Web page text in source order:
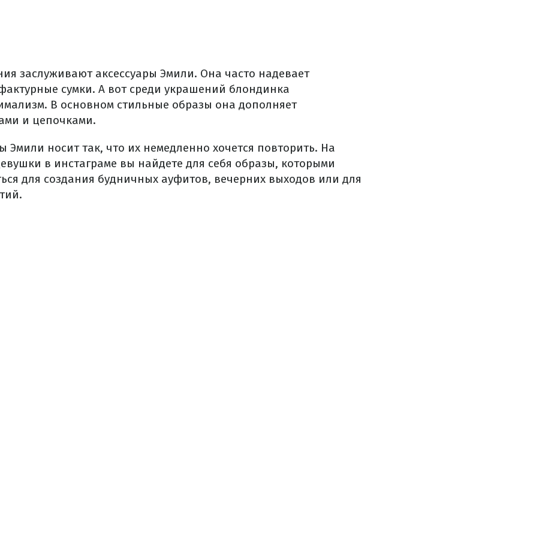
заслуживают аксессуары Эмили. Она часто надевает
сумки. А вот среди украшений блондинка
В основном стильные образы она дополняет
и цепочками.
Эмили носит так, что их немедленно хочется повторить. На
в инстаграме вы найдете для себя образы, которыми
для создания будничных ауфитов, вечерних выходов или для